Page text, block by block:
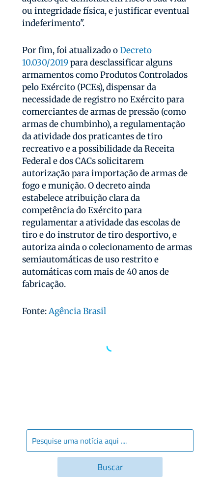
ou integridade física, e justificar eventual
indeferimento".
Por fim, foi atualizado oDecreto
10.030/2019para desclassificar alguns
armamentos como Produtos Controlados
pelo Exército (PCEs), dispensar da
necessidade de registro no Exército para
comerciantes de armas de pressão (como
armas de chumbinho), a regulamentação
da atividade dos praticantes de tiro
recreativo e a possibilidade da Receita
Federal e dos CACs solicitarem
autorização para importação de armas de
fogo e munição. O decreto ainda
estabelece atribuição clara da
competência do Exército para
regulamentar a atividade das escolas de
tiro e do instrutor de tiro desportivo, e
autoriza ainda o colecionamento de armas
semiautomáticas de uso restrito e
automáticas com mais de 40 anos de
fabricação.
Fonte:Agência Brasil